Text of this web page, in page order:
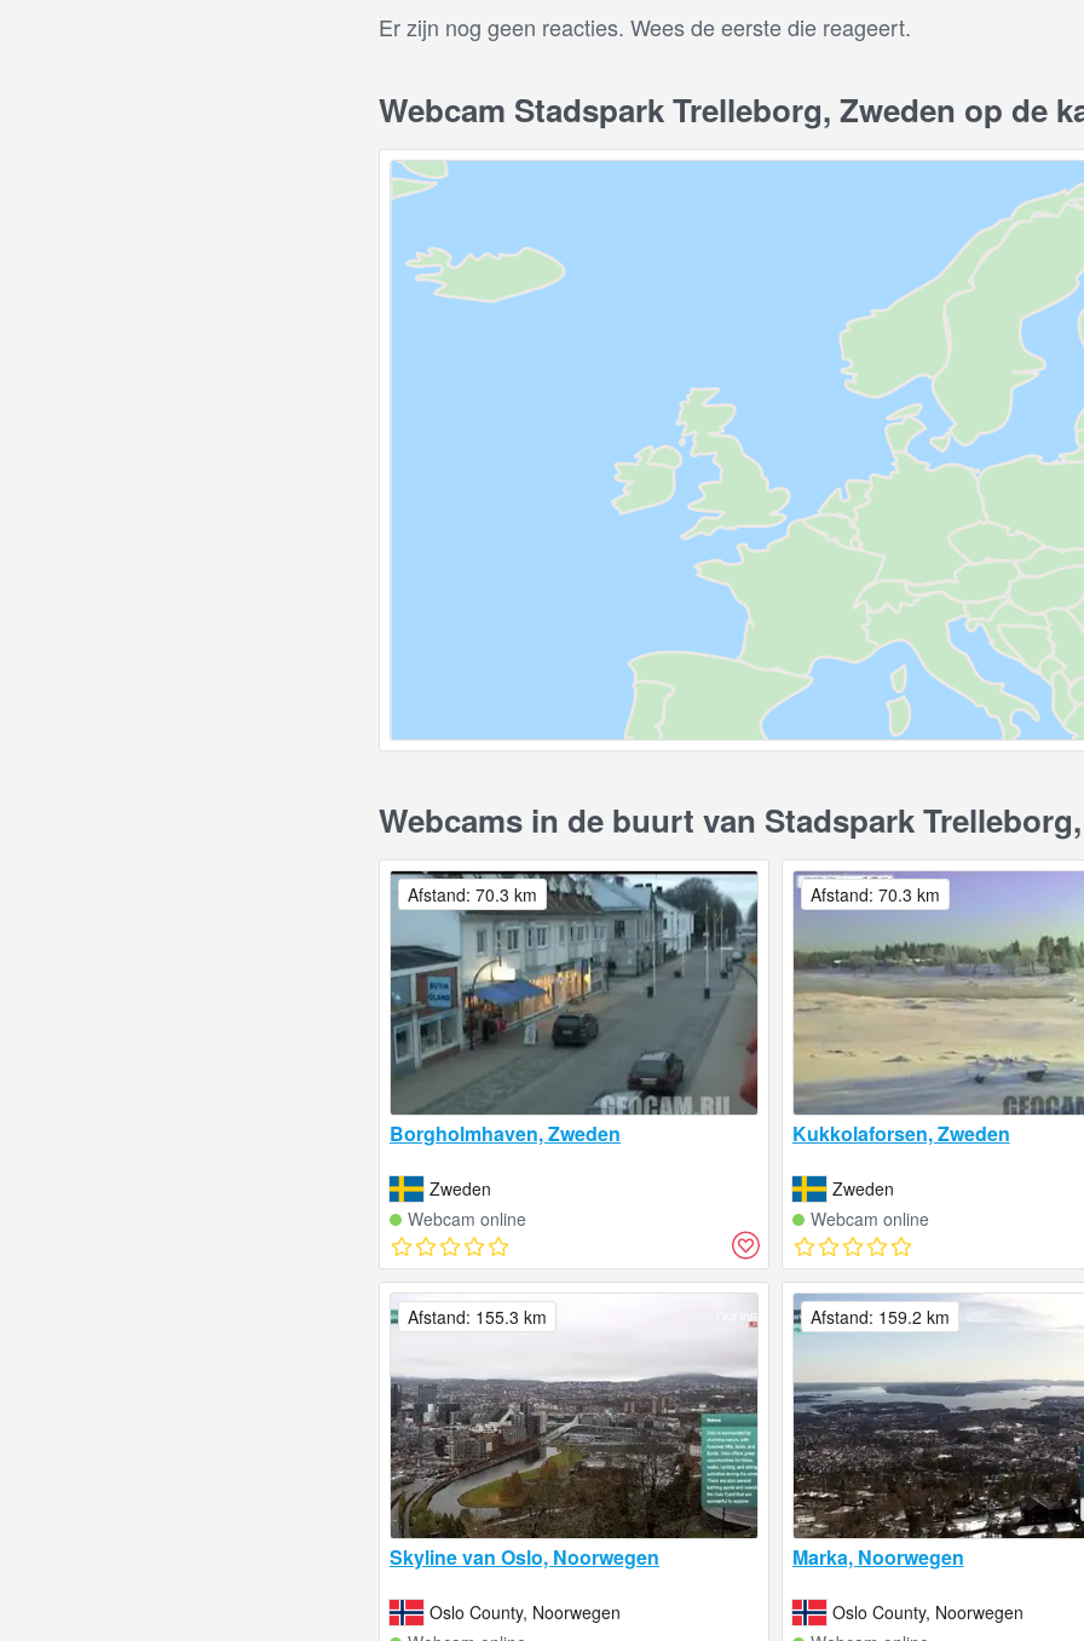
Er zijn nog geen reacties. Wees de eerste die reageert.
Webcam Stadspark Trelleborg, Zweden op de
Webcams in de buurt van Stadspark
Borgholmhaven, Zweden
Zweden
Webcam online
Afstand: 70.3 km
Kukkolaforsen, Zweden
Zweden
Webcam online
Afstand: 70.3 km
Skyline van Oslo, Noorwegen
Oslo County, Noorwegen
Afstand: 155.3 km
Marka, Noorwegen
Oslo County, Noorwegen
Afstand: 159.2 km